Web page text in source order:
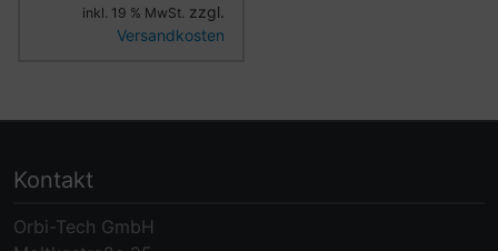
inkl. 19 % MwSt. zzgl.
Versandkosten
Kontakt
Orbi-Tech GmbH